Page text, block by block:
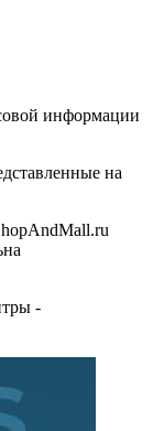
информации
на
-